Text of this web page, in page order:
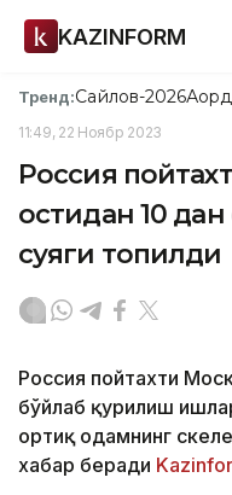
KAZINFORM
Тренд:Сайлов-2026
11:49, 22 Ноябр 2023
Россия
остидан 10
суяги топилди
Россия пойтахти
бўйлаб қурилиш
ортиқ одамнинг
хабар беради